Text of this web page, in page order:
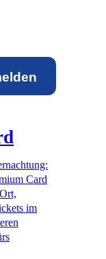
Card
im